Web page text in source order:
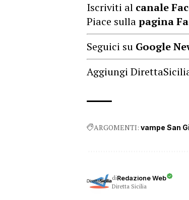
Iscriviti al canale
Piace sullapagina
Seguici su Google
Aggiungi
ARGOMENTI: vampe San
diRedazione Web
Diretta Sicilia